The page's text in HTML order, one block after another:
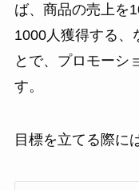
ば、商品の売上を
1000人獲得する、
とで、プロモーシ
す。
目標を立てる際に